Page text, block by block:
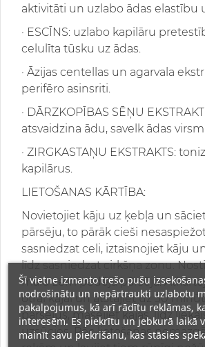
aktivitāti un uzlabo ādas elastību
· ESCĪNS: uzlabo kapilāru
celulīta tūsku uz ādas.
· Āzijas centellas un agarvala
perifēro asinsriti.
· DĀRZKOPĪBAS SĒŅU
atsvaidzina ādu, savelk ādas
· ZIRGKASTAŅU EKSTRAKTS:
kapilārus.
LIETOŠANAS KĀRTĪBA:
Novietojiet kāju uz ķebļa un
pārsēju, to pārāk cieši
sasniedzat celi, iztaisnojiet kāju
līdz sasniedzat cirkšņa zonu.
malu zem pēdējā pārsēja.
otrai kājai un atstājiet uz 30
pārsējus, masējiet kājas, līdz
uzsūcies. Pēc lietošanas
Šī vietne izmanto trešo pušu
nodrošinātu un nepārtraukti uzlabotu
pakalpojumus, kā arī rādītu reklāmas,
interesēm. Es piekrītu un jebkurā laikā
mainīt savu piekrišanu, kas stāsies